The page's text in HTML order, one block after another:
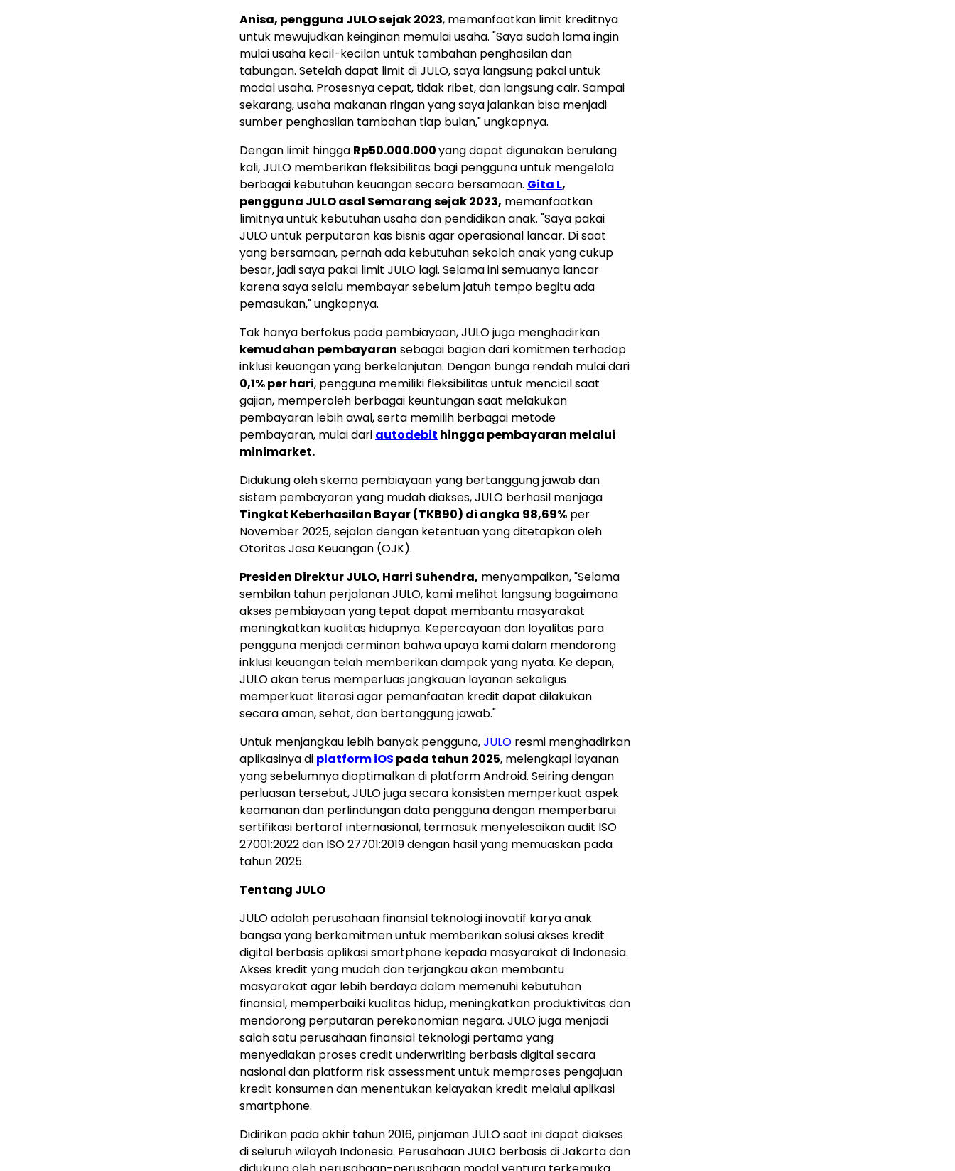
Anisa, pengguna JULO sejak 2023, memanfaatkan limit kreditnya
untuk mewujudkan keinginan memulai usaha. "Saya sudah lama ingin
mulai usaha kecil-kecilan untuk tambahan penghasilan dan
tabungan. Setelah dapat limit di JULO, saya langsung pakai untuk
modal usaha. Prosesnya cepat, tidak ribet, dan langsung cair. Sampai
sekarang, usaha makanan ringan yang saya jalankan bisa menjadi
sumber penghasilan tambahan tiap bulan," ungkapnya.
Dengan limit hingga Rp50.000.000yang dapat digunakan berulang
kali, JULO memberikan fleksibilitas bagi pengguna untuk mengelola
berbagai kebutuhan keuangan secara bersamaan. Gita L,
pengguna JULO asal Semarang sejak 2023, memanfaatkan
limitnya untuk kebutuhan usaha dan pendidikan anak. "Saya pakai
JULO untuk perputaran kas bisnis agar operasional lancar. Di saat
yang bersamaan, pernah ada kebutuhan sekolah anak yang cukup
besar, jadi saya pakai limit JULO lagi. Selama ini semuanya lancar
karena saya selalu membayar sebelum jatuh tempo begitu ada
pemasukan," ungkapnya.
Tak hanya berfokus pada pembiayaan, JULO juga menghadirkan
kemudahan pembayaran sebagai bagian dari komitmen terhadap
inklusi keuangan yang berkelanjutan. Dengan bunga rendah mulai dari
0,1% per hari, pengguna memiliki fleksibilitas untuk mencicil saat
gajian, memperoleh berbagai keuntungan saat melakukan
pembayaran lebih awal, serta memilih berbagai metode
pembayaran, mulai dari autodebit hingga pembayaran melalui
minimarket.
Didukung oleh skema pembiayaan yang bertanggung jawab dan
sistem pembayaran yang mudah diakses, JULO berhasil menjaga
Tingkat Keberhasilan Bayar (TKB90) di angka 98,69% per
November 2025, sejalan dengan ketentuan yang ditetapkan oleh
Otoritas Jasa Keuangan (OJK).
Presiden Direktur JULO, Harri Suhendra, menyampaikan, "Selama
sembilan tahun perjalanan JULO, kami melihat langsung bagaimana
akses pembiayaan yang tepat dapat membantu masyarakat
meningkatkan kualitas hidupnya. Kepercayaan dan loyalitas para
pengguna menjadi cerminan bahwa upaya kami dalam mendorong
inklusi keuangan telah memberikan dampak yang nyata. Ke depan,
JULO akan terus memperluas jangkauan layanan sekaligus
memperkuat literasi agar pemanfaatan kredit dapat dilakukan
secara aman, sehat, dan bertanggung jawab."
Untuk menjangkau lebih banyak pengguna,JULO resmi menghadirkan
aplikasinya di platform iOS pada tahun 2025, melengkapi layanan
yang sebelumnya dioptimalkan di platform Android. Seiring dengan
perluasan tersebut, JULO juga secara konsisten memperkuat aspek
keamanan dan perlindungan data pengguna dengan memperbarui
sertifikasi bertaraf internasional, termasuk menyelesaikan audit ISO
27001:2022 dan ISO 27701:2019 dengan hasil yang memuaskan pada
tahun 2025.
Tentang JULO
JULO adalah perusahaan finansial teknologi inovatif karya anak
bangsa yang berkomitmen untuk memberikan solusi akses kredit
digital berbasis aplikasi smartphone kepada masyarakat di Indonesia.
Akses kredit yang mudah dan terjangkau akan membantu
masyarakat agar lebih berdaya dalam memenuhi kebutuhan
finansial, memperbaiki kualitas hidup, meningkatkan produktivitas dan
mendorong perputaran perekonomian negara. JULO juga menjadi
salah satu perusahaan finansial teknologi pertama yang
menyediakan proses credit underwriting berbasis digital secara
nasional dan platform risk assessment untuk memproses pengajuan
kredit konsumen dan menentukan kelayakan kredit melalui aplikasi
smartphone.
Didirikan pada akhir tahun 2016, pinjaman JULO saat ini dapat diakses
di seluruh wilayah Indonesia. Perusahaan JULO berbasis diJakartadan